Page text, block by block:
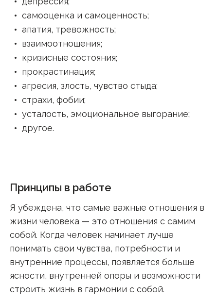
самооценка и самоценность;
апатия, тревожность;
взаимоотношения;
кризисные состояния;
прокрастинация;
агресия, злость, чувство стыда;
страхи, фобии;
усталость, эмоциональное выгорание;
другое.
Принципы в работе
Я убеждена, что самые важные отношения в
жизни человека — это отношения с самим
собой. Когда человек начинает лучше
понимать свои чувства, потребности и
внутренние процессы, появляется больше
ясности, внутренней опоры и возможности
строить жизнь в гармонии с собой.